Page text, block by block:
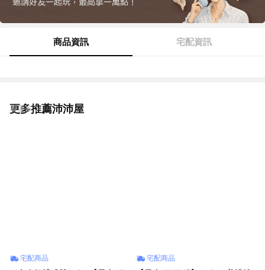
商品資訊 宅配資訊
更多推薦沛沛屋
看更多
宅配商品 宅配商品